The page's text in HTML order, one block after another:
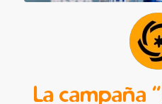
La campaña